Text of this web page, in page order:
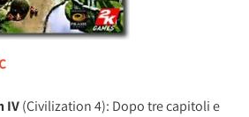
IV(Civilization 4): Dopo tre capitoli e